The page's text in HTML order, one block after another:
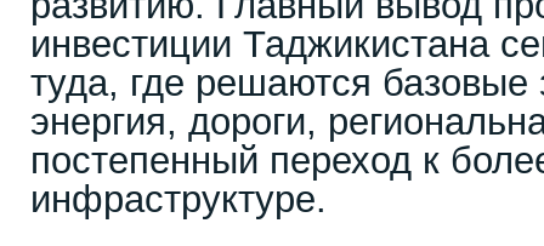
инвестиции Таджикистана
туда, где решаются
энергия, дороги,
постепенный переход к
инфраструктуре.